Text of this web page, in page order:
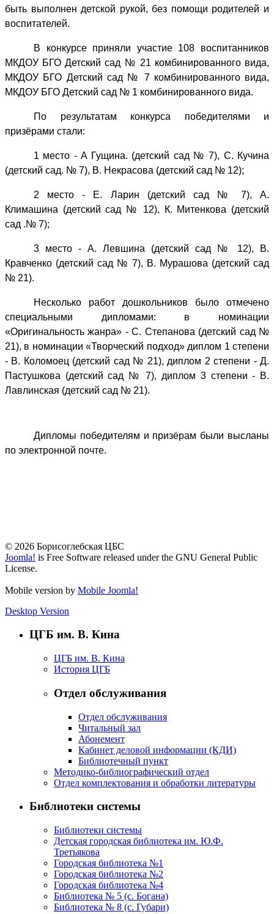
быть выполнен детской рукой, без помощи родителей и
воспитателей.
В конкурсе приняли участие 108 воспитанников
МКДОУ БГО Детский сад № 21 комбинированного вида,
МКДОУ БГО Детский сад № 7 комбинированного вида,
МКДОУ БГО Детский сад № 1 комбинированного вида.
По результатам конкурса победителями и
призёрами стали:
1 место - А Гущина. (детский сад № 7), С. Кучина
(детский сад. № 7), В. Некрасова (детский сад № 12);
2 место - Е. Ларин (детский сад № 7), А.
Климашина (детский сад № 12), К. Митенкова (детский
сад .№ 7);
3 место - А. Левшина (детский сад № 12), В.
Кравченко (детский сад № 7), В. Мурашова (детский сад
№ 21).
Несколько работ дошкольников было отмечено
специальными дипломами: в номинации
«Оригинальность жанра» - С. Степанова (детский сад №
21), в номинации «Творческий подход» диплом 1 степени
- В. Коломоец (детский сад № 21), диплом 2 степени - Д.
Пастушкова (детский сад № 7), диплом 3 степени - В.
Лавлинская (детский сад № 21).
Дипломы победителям и призёрам были высланы
по электронной почте.
вестибюле
библиотеки
оформлена
выставка,
которая
будет
Желающие
могут
посетить
её
18.00
во
кроме
субботы.
Дошкольникам
возрасте
авторов,
в
воспета
нашей
Сотрудники
рекомендательный
включивший
короткие
К. Ушинского,
Паустовского,
© 2026 Борисоглебская ЦБС
Joomla! is Free Software released under the GNU General Public
License.
Mobile version by Mobile Joomla!
Desktop Version
ЦГБ им. В. Кина
ЦГБ им. В. Кина
История ЦГБ
Отдел обслуживания
Отдел обслуживания
Читальный зал
Абонемент
Кабинет деловой информации (КДИ)
Библиотечный пункт
Методико-библиографический отдел
Отдел комплектования и обработки литературы
Библиотеки системы
Библиотеки системы
Детская городская библиотека им. Ю.Ф.
Третьякова
Городская библиотека №1
Городская библиотека №2
Городская библиотека №4
Библиотека № 5 (с. Богана)
Библиотека № 8 (с. Губари)